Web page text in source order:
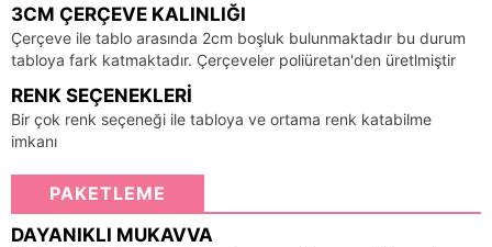
3CM ÇERÇEVE KALINLIĞI
Çerçeve ile tablo arasında 2cm boşluk bulunmaktadır bu durum
tabloya fark katmaktadır. Çerçeveler poliüretan'den üretlmiştir
RENK SEÇENEKLERI
Bir çok renk seçeneği ile tabloya ve ortama renk katabilme
imkanı
PAKETLEME
DAYANIKLI MUKAVVA